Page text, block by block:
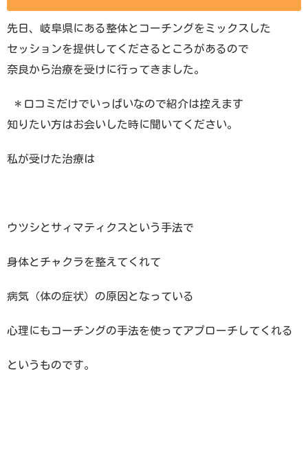
先日、岐阜県にある整体とコーチングをミックスした
セッションを提供してくださるところがあるので
奈良から治療を受けに行ってきました。
＊口コミだけでいっぱいなので紹介は控えます
知りたい方はお会いした時に聞いてください。
私が受けた治療は
ウツシとサィマティクスという手法で
身体とチャクラを整えてくれて
病気（体の症状）の原因となっている
心理にもコーチングの手法を使ってアプローチしてくれる
というものです。